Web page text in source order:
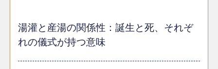
湯灌と産湯の関係性：誕生と死、それぞ
れの儀式が持つ意味